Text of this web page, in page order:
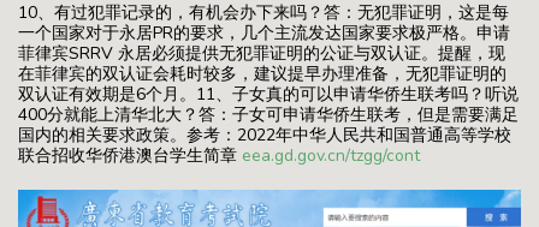
10、有过犯罪记录的，有机会办下来吗？答：无犯罪证明，这是每
一个国家对于永居PR的要求，几个主流发达国家要求极严格。申请
菲律宾SRRV 永居必须提供无犯罪证明的公证与双认证。提醒，现
在菲律宾的双认证会耗时较多，建议提早办理准备，无犯罪证明的
双认证有效期是6个月。11、子女真的可以申请华侨生联考吗？听说
400分就能上清华北大？答：子女可申请华侨生联考，但是需要满足
国内的相关要求政策。参考：2022年中华人民共和国普通高等学校
联合招收华侨港澳台学生简章 eea.gd.gov.cn/tzgg/cont